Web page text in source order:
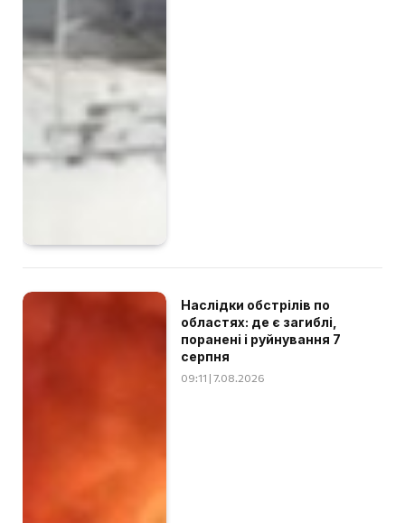
Наслідки обстрілів по
областях: де є загиблі,
поранені і руйнування 7
серпня
09:11 | 7.08.2026